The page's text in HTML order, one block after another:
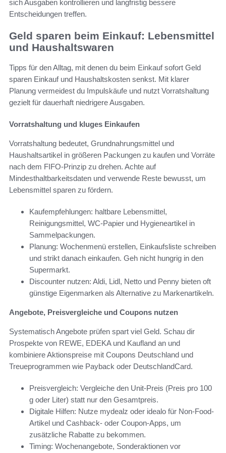
sich Ausgaben kontrollieren und langfristig bessere
Entscheidungen treffen.
Geld sparen beim Einkauf: Lebensmittel
und Haushaltswaren
Tipps für den Alltag, mit denen du beim Einkauf sofort Geld
sparen Einkauf und Haushaltskosten senkst. Mit klarer
Planung vermeidest du Impulskäufe und nutzt Vorratshaltung
gezielt für dauerhaft niedrigere Ausgaben.
Vorratshaltung und kluges Einkaufen
Vorratshaltung bedeutet, Grundnahrungsmittel und
Haushaltsartikel in größeren Packungen zu kaufen und Vorräte
nach dem FIFO-Prinzip zu drehen. Achte auf
Mindesthaltbarkeitsdaten und verwende Reste bewusst, um
Lebensmittel sparen zu fördern.
Kaufempfehlungen: haltbare Lebensmittel,
Reinigungsmittel, WC-Papier und Hygieneartikel in
Sammelpackungen.
Planung: Wochenmenü erstellen, Einkaufsliste schreiben
und strikt danach einkaufen. Geh nicht hungrig in den
Supermarkt.
Discounter nutzen: Aldi, Lidl, Netto und Penny bieten oft
günstige Eigenmarken als Alternative zu Markenartikeln.
Angebote, Preisvergleiche und Coupons nutzen
Systematisch Angebote prüfen spart viel Geld. Schau dir
Prospekte von REWE, EDEKA und Kaufland an und
kombiniere Aktionspreise mit Coupons Deutschland und
Treueprogrammen wie Payback oder DeutschlandCard.
Preisvergleich: Vergleiche den Unit-Preis (Preis pro 100
g oder Liter) statt nur den Gesamtpreis.
Digitale Hilfen: Nutze mydealz oder idealo für Non-Food-
Artikel und Cashback- oder Coupon-Apps, um
zusätzliche Rabatte zu bekommen.
Timing: Wochenangebote, Sonderaktionen vor